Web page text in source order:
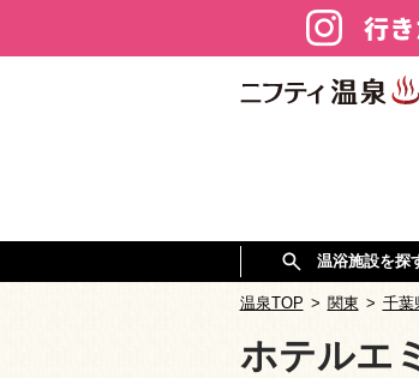
温浴施設を探
温泉TOP > 関東 > 千葉
ホテルエ